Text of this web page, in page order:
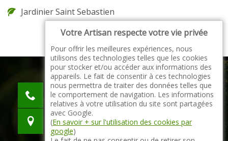
Jardinier Saint Sebastien
indisponible
indisponible
indisponible
Votre Artisan respecte votre vie privée
Pour offrir les meilleures expériences, nous
utilisons des technologies telles que les cookies
pour stocker et/ou accéder aux informations des
appareils. Le fait de consentir à ces technologies
nous permettra de traiter des données telles que
le comportement de navigation. Les informations
relatives à votre utilisation du site sont partagées
avec Google.
(En savoir + sur l'utilisation des cookies par
google)